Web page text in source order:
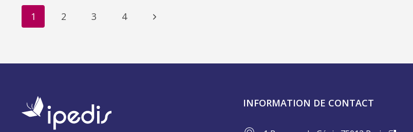
Navigation
1 2 3 4
Page
INFORMATION DE CONTACT